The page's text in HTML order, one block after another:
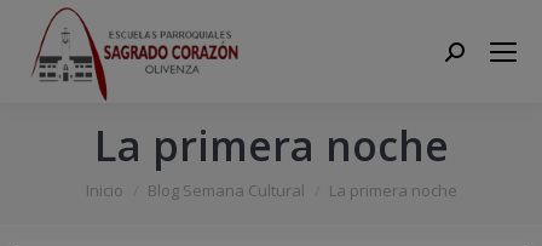
Search:
La primera noche
Estás aquí:
Inicio Blog Semana Cultural La primera noche